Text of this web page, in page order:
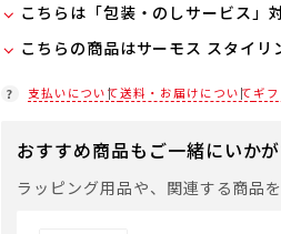
こちらは「包装・のしサービス」
弊社での包装・のしを希望される
ラッピング(330円/個)設定へ」ボ
袋やギフトバッグを希望される場
通常商品用ギフト用品
こちらの商品はサーモス スタイ
在庫状況につきましては、各店舗
支払いについて送料・お届けについて ギ
おすすめ商品もご一緒にいか
ラッピング用品や、関連する商品